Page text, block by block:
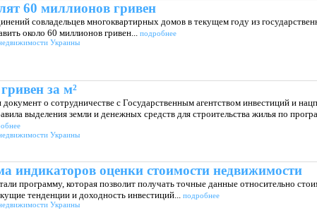
60 миллионов гривен
совладельцев многоквартирных домов в текущем году из
около 60 миллионов гривен... подробнее
Украины
за м²
о сотрудничестве с Государственным агентством инвестиций и
выделения земли и денежных средств для строительства жилья по
Украины
индикаторов оценки стоимости недвижимости
программу, которая позволит получать точные данные относительно
тенденции и доходность инвестиций... подробнее
Украины